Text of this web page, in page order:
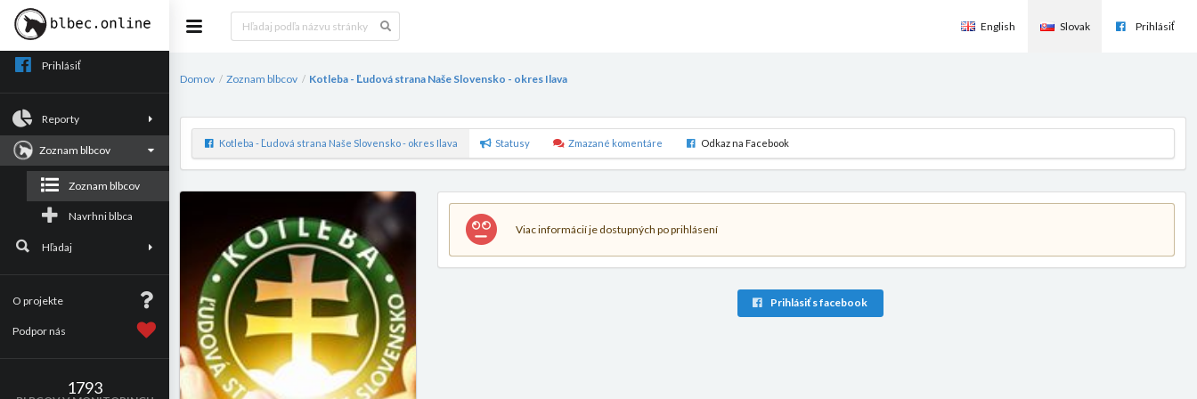
Prihlásiť
Reporty
Zoznam blbcov
Zoznam blbcov
Navrhni blbca
Hľadaj
O projekte
Podpor nás
1793
English Slovak Prihlásiť
Domov / Zoznam blbcov / Kotleba - Ľudová strana Naše Slovensko - okres Ilava
Kotleba - Ľudová strana Naše Slovensko - okres Ilava Statusy Zmazané komentáre Odkaz na Facebook
Viac informácií je dostupných po prihlásení
Prihlásiť s facebook